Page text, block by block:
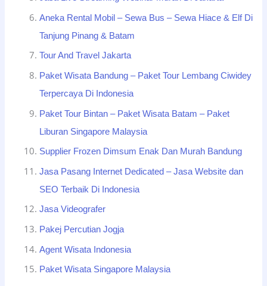
Aneka Rental Mobil – Sewa Bus – Sewa Hiace & Elf Di
Tanjung Pinang & Batam
Tour And Travel Jakarta
Paket Wisata Bandung – Paket Tour Lembang Ciwidey
Terpercaya Di Indonesia
Paket Tour Bintan – Paket Wisata Batam – Paket
Liburan Singapore Malaysia
Supplier Frozen Dimsum Enak Dan Murah Bandung
Jasa Pasang Internet Dedicated – Jasa Website dan
SEO Terbaik Di Indonesia
Jasa Videografer
Pakej Percutian Jogja
Agent Wisata Indonesia
Paket Wisata Singapore Malaysia